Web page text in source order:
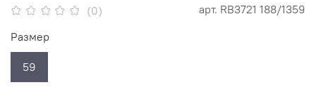
(0) арт. RB3721 188/1359
Размер
59